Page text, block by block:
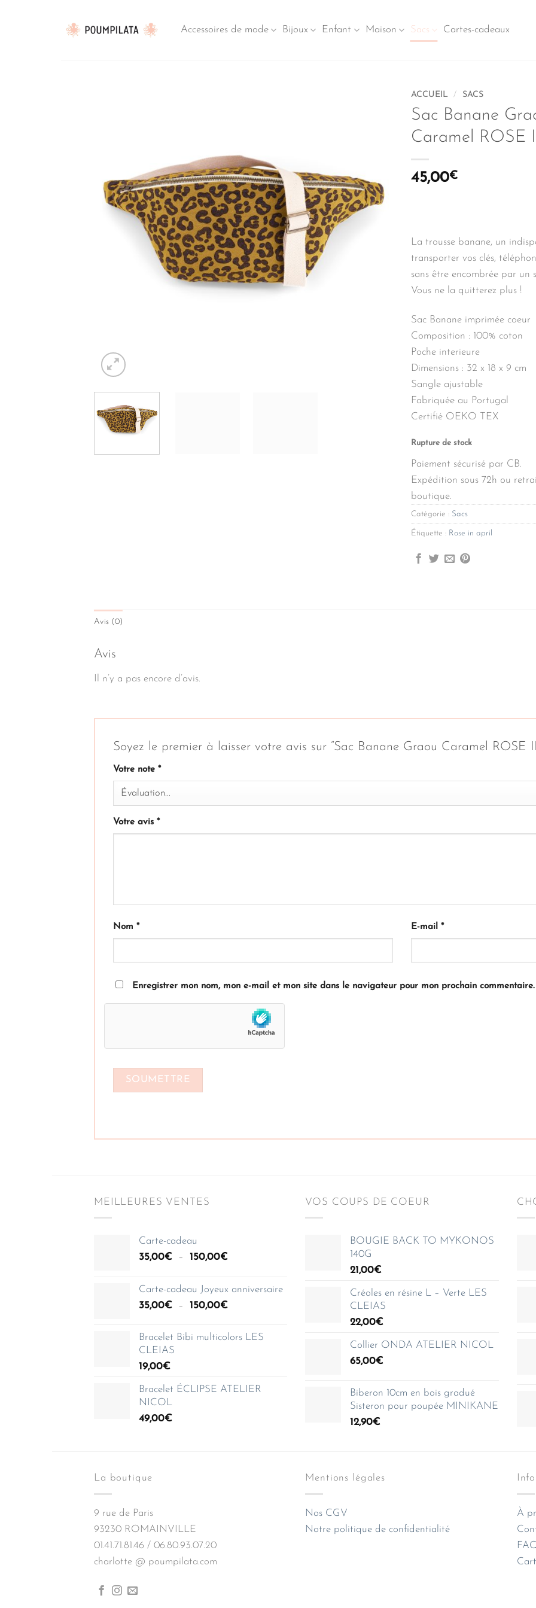
contenu
Accessoires de mode Bijoux Enfant Maison Sacs Cartes-cadeaux
ACCUEIL / SACS
Sac Banane
Caramel ROSE
45,00€
La trousse banane, un
transporter vos clés,
sans être encombrée par un
Vous ne la quitterez plus !
Sac Banane imprimée coeur
Composition : 100% coton
Poche interieure
Dimensions : 32 x 18 x 9 cm
Sangle ajustable
Fabriquée au Portugal
Certifié OEKO TEX
Rupture de stock
Paiement sécurisé par CB.
Expédition sous 72h ou
boutique.
Catégorie : Sacs
Étiquette : Rose in april
Avis (0)
Avis
Il n’y a pas encore d’avis.
Soyez le premier à laisser votre avis sur “Sac Banane Graou Caramel ROSE
Votre note *
Votre avis *
Nom * E-mail *
Enregistrer mon nom, mon e-mail et mon site dans le navigateur pour mon prochain commentaire.
MEILLEURES VENTES
Carte-cadeau
35,00€ – 150,00€Plage
à
Carte-cadeau Joyeux anniversaire
35,00€ – 150,00€Plage
prix :
Bracelet Bibi multicolors LES
CLEIAS
19,00€
Bracelet ÉCLIPSE ATELIER
NICOL
49,00€
VOS COUPS DE COEUR
BOUGIE BACK TO MYKONOS
140G
21,00€
Créoles en résine L – Verte LES
CLEIAS
22,00€
Collier ONDA ATELIER NICOL
65,00€
Biberon 10cm en bois gradué
Sisteron pour poupée MINIKANE
12,90€
La boutique
9 rue de Paris
93230 ROMAINVILLE
01.41.71.81.46 / 06.80.93.07.20
charlotte @ poumpilata.com
Mentions légales
Nos CGV
Notre politique de confidentialité
À